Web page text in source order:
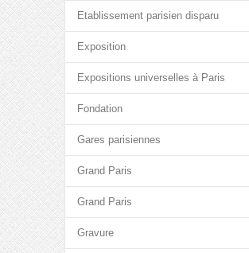
Etablissement parisien disparu
Exposition
Expositions universelles à Paris
Fondation
Gares parisiennes
Grand Paris
Grand Paris
Gravure